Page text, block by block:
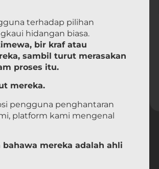
terhadap pilihan
hidangan biasa.
bir kraf atau
sambil turut merasakan
proses itu.
mereka.
pengguna penghantaran
platform kami mengenal
mereka adalah ahli